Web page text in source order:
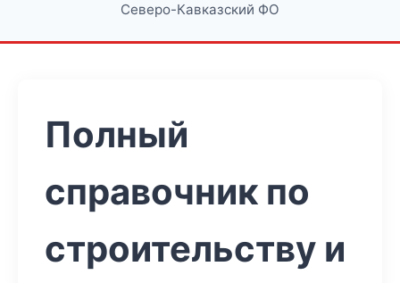
Северо-Кавказский ФО
Полный
справочник по
строительству и